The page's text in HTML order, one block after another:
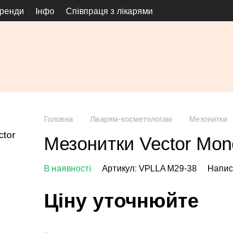
Інфо Співпраця з лікарями
Головна Лікарям-косметологам Мезонитки
Мезонитки Vector
В наявності Артикул: VPLLA M29-38
Ціну уточнюйте